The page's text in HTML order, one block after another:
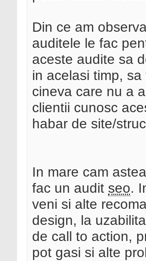
Din ce am
auditele le fac
aceste audite sa
in acelasi timp,
cineva care nu a
clientii cunosc
habar de site/
In mare cam
fac un audit seo.
veni si alte
design, la
de call to action,
pot gasi si alte